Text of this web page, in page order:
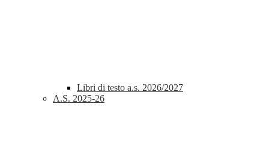
Libri di testo a.s. 2026/2027
A.S. 2025-26